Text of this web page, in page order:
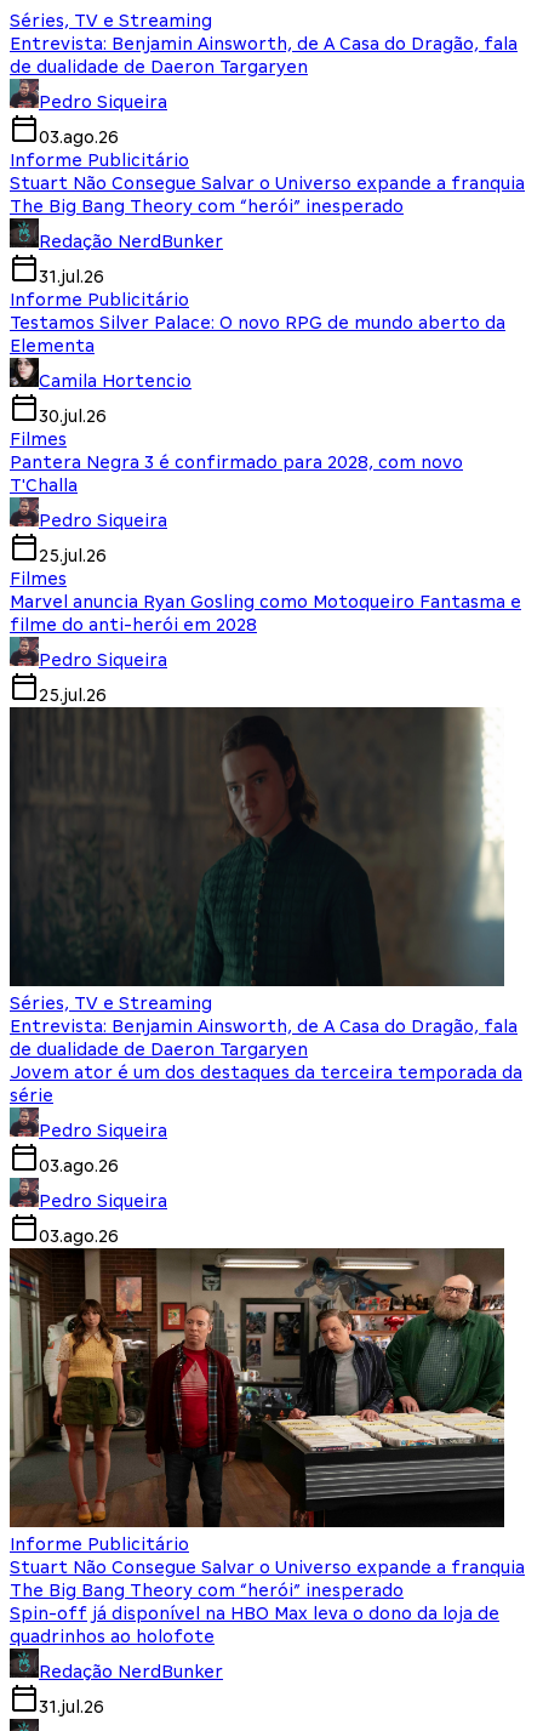
Séries, TV e Streaming
Entrevista: Benjamin Ainsworth, de A Casa do Dragão, fala
de dualidade de Daeron Targaryen
Pedro Siqueira
03.ago.26
Informe Publicitário
Stuart Não Consegue Salvar o Universo expande a franquia
The Big Bang Theory com “herói” inesperado
Redação NerdBunker
31.jul.26
Informe Publicitário
Testamos Silver Palace: O novo RPG de mundo aberto da
Elementa
Camila Hortencio
30.jul.26
Filmes
Pantera Negra 3 é confirmado para 2028, com novo
T'Challa
Pedro Siqueira
25.jul.26
Filmes
Marvel anuncia Ryan Gosling como Motoqueiro Fantasma e
filme do anti-herói em 2028
Pedro Siqueira
25.jul.26
Séries, TV e Streaming
Entrevista: Benjamin Ainsworth, de A Casa do Dragão, fala
de dualidade de Daeron Targaryen
Jovem ator é um dos destaques da terceira temporada da
série
Pedro Siqueira
03.ago.26
Pedro Siqueira
03.ago.26
Informe Publicitário
Stuart Não Consegue Salvar o Universo expande a franquia
The Big Bang Theory com “herói” inesperado
Spin-off já disponível na HBO Max leva o dono da loja de
quadrinhos ao holofote
Redação NerdBunker
31.jul.26